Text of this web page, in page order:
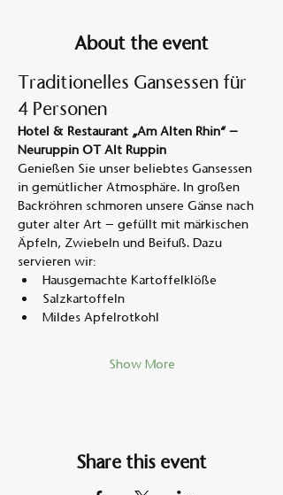
About the event
Traditionelles Gansessen für
4 Personen
Hotel & Restaurant „Am Alten Rhin“ –
Neuruppin OT Alt Ruppin
Genießen Sie unser beliebtes Gansessen
in gemütlicher Atmosphäre. In großen
Backröhren schmoren unsere Gänse nach
guter alter Art – gefüllt mit märkischen
Äpfeln, Zwiebeln und Beifuß. Dazu
servieren wir:
Hausgemachte Kartoffelklöße
Salzkartoffeln
Mildes Apfelrotkohl
Show More
Share this event